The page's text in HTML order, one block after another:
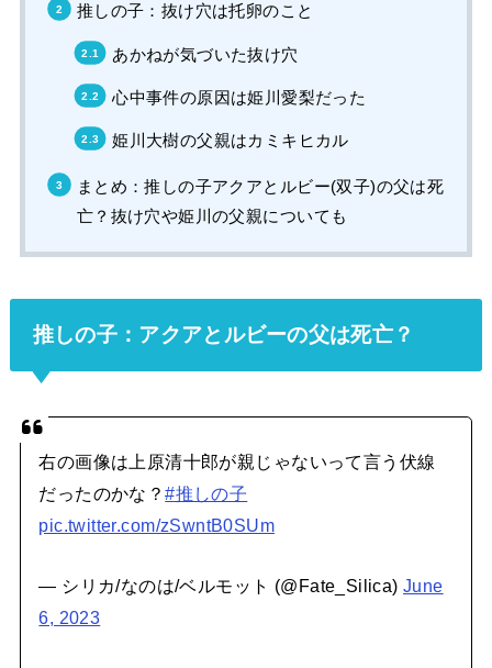
推しの子：抜け穴は托卵のこと
あかねが気づいた抜け穴
心中事件の原因は姫川愛梨だった
姫川大樹の父親はカミキヒカル
まとめ：推しの子アクアとルビー(双子)の父は死
亡？抜け穴や姫川の父親についても
推しの子：アクアとルビーの父は死亡？
右の画像は上原清十郎が親じゃないって言う伏線
だったのかな？#推しの子
pic.twitter.com/zSwntB0SUm
— シリカ/なのは/ベルモット (@Fate_Silica)June
6, 2023